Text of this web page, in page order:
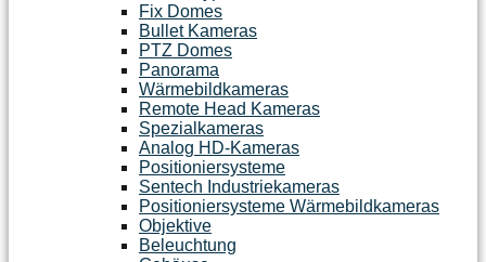
Fix Domes
Bullet Kameras
PTZ Domes
Panorama
Wärmebildkameras
Remote Head Kameras
Spezialkameras
Analog HD-Kameras
Positioniersysteme
Sentech Industriekameras
Positioniersysteme Wärmebildkameras
Objektive
Beleuchtung